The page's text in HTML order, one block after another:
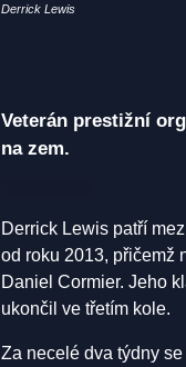
Derrick Lewis
Veterán prestižní
na zem.
Derrick Lewis patří
od roku 2013, přičemž
Daniel Cormier. Jeho
ukončil ve třetím kole.
Za necelé dva týdny